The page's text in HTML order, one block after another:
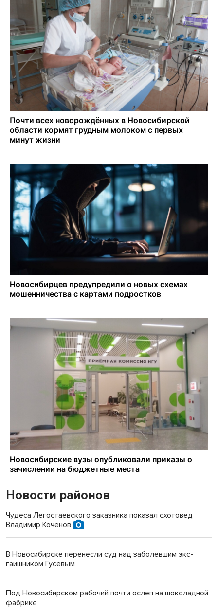
Новости районов
Чудеса Легостаевского заказника показал охотовед
Владимир Коченов
В Новосибирске перенесли суд над заболевшим экс-
гаишником Гусевым
Под Новосибирском рабочий почти ослеп на шоколадной
фабрике